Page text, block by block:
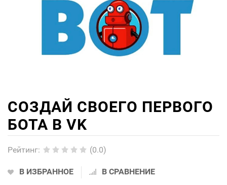
СОЗДАЙ СВОЕГО ПЕРВОГО
БОТА В VK
Рейтинг: (0.0)
В ИЗБРАННОЕ В СРАВНЕНИЕ